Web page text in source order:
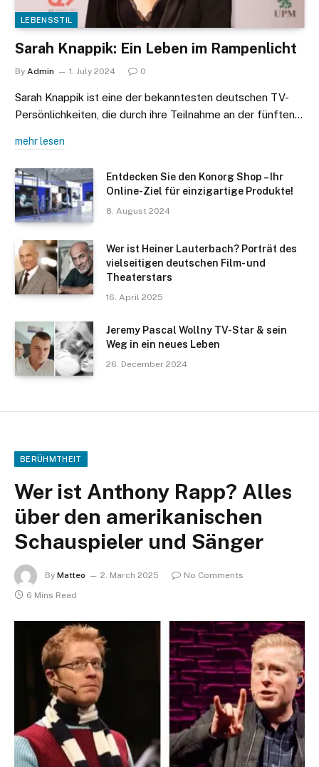
LEBENSSTIL
Sarah Knappik: Ein Leben im Rampenlicht
By Admin 1. July 2024 0
Sarah Knappik ist eine der bekanntesten deutschen TV-
Persönlichkeiten, die durch ihre Teilnahme an der fünften…
mehr lesen
Entdecken Sie den Konorg Shop – Ihr
Online-Ziel für einzigartige Produkte!
8. August 2024
Wer ist Heiner Lauterbach? Porträt des
vielseitigen deutschen Film- und
Theaterstars
16. April 2025
Jeremy Pascal Wollny TV-Star & sein
Weg in ein neues Leben
26. December 2024
BERÜHMTHEIT
Wer ist Anthony Rapp? Alles
über den amerikanischen
Schauspieler und Sänger
By Matteo 2. March 2025
No Comments
6 Mins Read